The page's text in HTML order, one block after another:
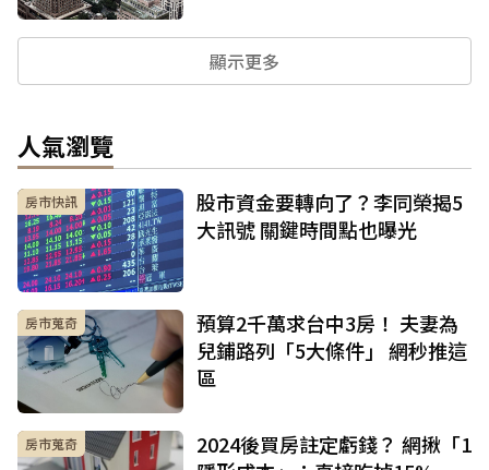
顯示更多
人氣瀏覽
房市快訊
股市資金要轉向了？李同榮揭5
大訊號 關鍵時間點也曝光
房市蒐奇
預算2千萬求台中3房！ 夫妻為
兒鋪路列「5大條件」 網秒推這
區
房市蒐奇
2024後買房註定虧錢？ 網揪「1